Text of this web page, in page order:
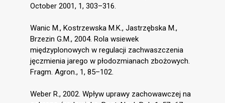
October 2001, 1, 303–316.
Wanic M., Kostrzewska M.K., Jastrzębska M.,
Brzezin G.M., 2004. Rola wsiewek
międzyplonowych w regulacji zachwaszczenia
jęczmienia jarego w płodozmianach zbożowych.
Fragm. Agron., 1, 85–102.
Weber R., 2002. Wpływ uprawy zachowawczej na